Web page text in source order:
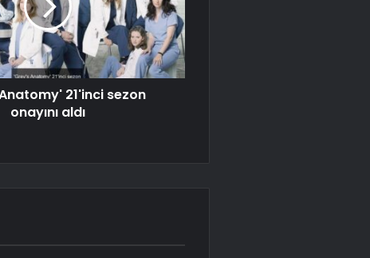
21'inci sezon
onayını aldı